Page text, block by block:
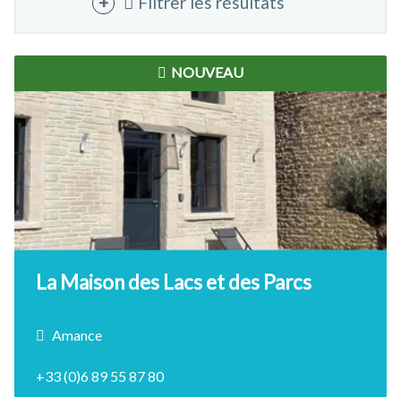
NOUVEAU
La Maison des Lacs et des Parcs
Amance
+33 (0)6 89 55 87 80